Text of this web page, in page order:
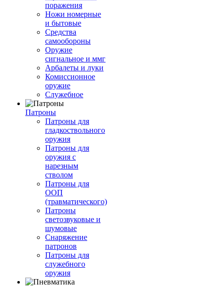
поражения
Ножи номерные
и бытовые
Средства
самообороны
Оружие
сигнальное и ммг
Арбалеты и луки
Комиссионное
оружие
Служебное
Патроны
Патроны для
гладкоствольного
оружия
Патроны для
оружия с
нарезным
стволом
Патроны для
ООП
(травматического)
Патроны
светозвуковые и
шумовые
Снаряжение
патронов
Патроны для
служебного
оружия